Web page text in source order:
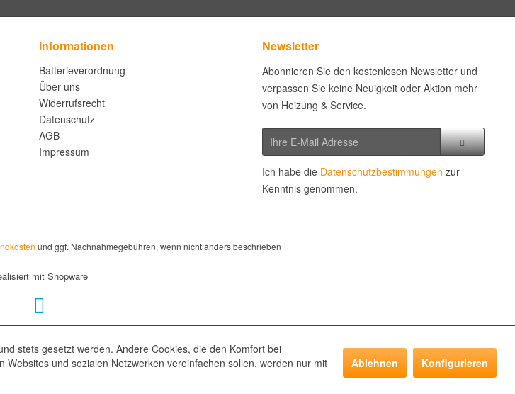
Informationen
Batterieverordnung
Über uns
Widerrufsrecht
Datenschutz
AGB
Impressum
Newsletter
Abonnieren Sie den kostenlosen Newsletter und
verpassen Sie keine Neuigkeit oder Aktion mehr
von Heizung & Service.
Ich habe die Datenschutzbestimmungen zur
Kenntnis genommen.
und ggf. Nachnahmegebühren, wenn nicht anders beschrieben
mit Shopware
stets gesetzt werden. Andere Cookies, die den Komfort bei
und sozialen Netzwerken vereinfachen sollen, werden nur mit
Ablehnen Konfigurieren